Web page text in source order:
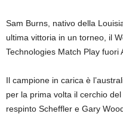
Sam Burns, nativo della
ultima vittoria in un torneo, il
Technologies Match Play fuori
Il campione in carica è
per la prima volta il cerchio
respinto Scheffler e Gary